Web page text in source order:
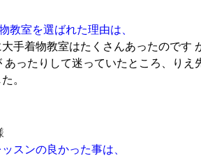
教室を選ばれた理由は、
手着物教室はたくさんあったのです
あったりして迷っていたところ、り
。
スンの良かった事は、